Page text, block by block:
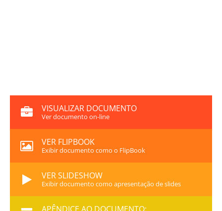
VISUALIZAR DOCUMENTO
Ver documento on-line
VER FLIPBOOK
Exibir documento como o FlipBook
VER SLIDESHOW
Exibir documento como apresentação de slides